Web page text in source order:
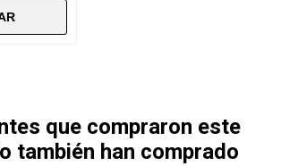
que compraron este
también han comprado